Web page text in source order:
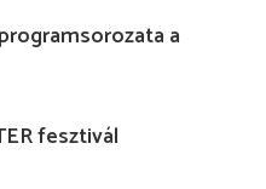
a
fesztivál